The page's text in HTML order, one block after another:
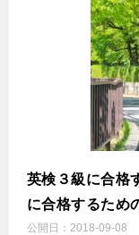
英検３級に合格
に合格するため
公開日： 2018-09-08